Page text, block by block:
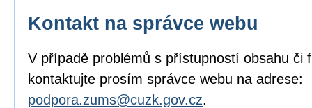
Kontakt na správce webu
V případě problémů s přístupností obsahu či
kontaktujte prosím správce webu na adrese:
podpora.zums@cuzk.gov.cz.